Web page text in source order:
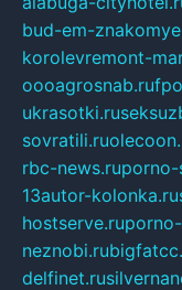
bud-em-
korolevremont-
oooagrosnab.ru
ukrasotki.ru
sovratili.ru
rbc-news.ru
13autor-kolonka.ru
hostserve.ru
neznobi.ru
delfinet.ru